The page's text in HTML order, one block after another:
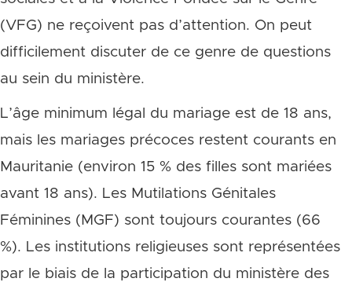
(VFG) ne reçoivent pas d’attention. On peut
difficilement discuter de ce genre de questions
au sein du ministère.
L’âge minimum légal du mariage est de 18 ans,
mais les mariages précoces restent courants en
Mauritanie (environ 15 % des filles sont mariées
avant 18 ans). Les Mutilations Génitales
Féminines (MGF) sont toujours courantes (66
%). Les institutions religieuses sont représentées
par le biais de la participation du ministère des